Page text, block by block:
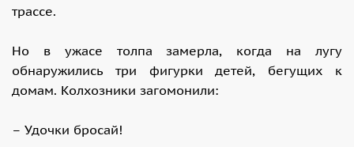
трассе.
Но в ужасе толпа замерла, когда на лугу
обнаружились три фигурки детей, бегущих к
домам. Колхозники загомонили:
– Удочки бросай!